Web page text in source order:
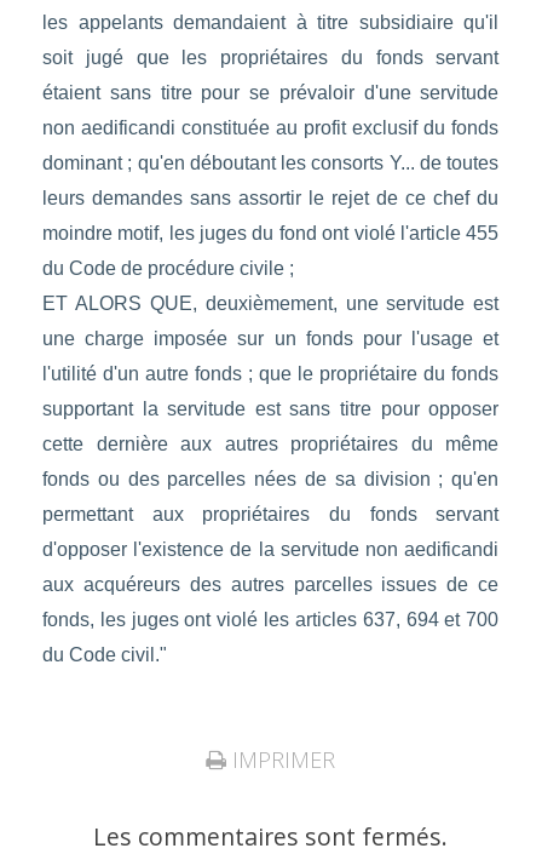
les appelants demandaient à titre subsidiaire qu'il
soit jugé que les propriétaires du fonds servant
étaient sans titre pour se prévaloir d'une servitude
non aedificandi constituée au profit exclusif du fonds
dominant ; qu'en déboutant les consorts Y... de toutes
leurs demandes sans assortir le rejet de ce chef du
moindre motif, les juges du fond ont violé l'article 455
du Code de procédure civile ;
ET ALORS QUE, deuxièmement, une servitude est
une charge imposée sur un fonds pour l'usage et
l'utilité d'un autre fonds ; que le propriétaire du fonds
supportant la servitude est sans titre pour opposer
cette dernière aux autres propriétaires du même
fonds ou des parcelles nées de sa division ; qu'en
permettant aux propriétaires du fonds servant
d'opposer l'existence de la servitude non aedificandi
aux acquéreurs des autres parcelles issues de ce
fonds, les juges ont violé les articles 637, 694 et 700
du Code civil."
IMPRIMER
Les commentaires sont fermés.